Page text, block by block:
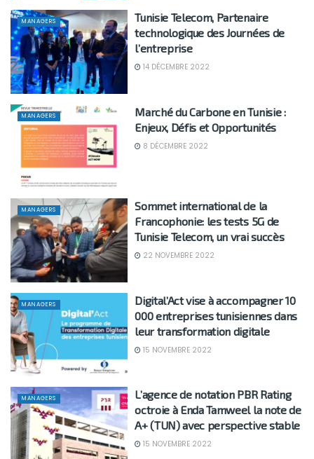
MANAGERS
Tunisie Telecom, Partenaire
technologique des Journées de
l’entreprise
14 DÉCEMBRE 2022
MANAGERS
Marché du Carbone en Tunisie :
Enjeux, Défis et Opportunités
8 DÉCEMBRE 2022
MANAGERS
Sommet international de la
Francophonie: les tests 5G de
Tunisie Telecom, un vrai succès
22 NOVEMBRE 2022
MANAGERS
Digital’Act vise à accompagner 10
000 entreprises tunisiennes dans
leur transformation digitale
15 NOVEMBRE 2022
MANAGERS
L’agence de notation PBR Rating
octroie à Enda Tamweel la note de
A+ (TUN) avec perspective stable
15 NOVEMBRE 2022